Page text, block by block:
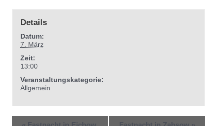
Details
Datum:
7. März
Zeit:
13:00
Veranstaltungskategorie:
Allgemein